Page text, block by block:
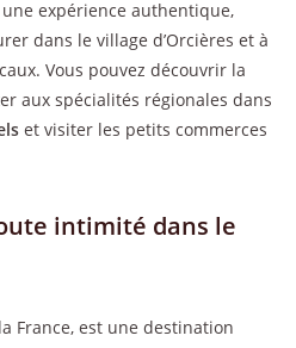
expérience authentique,
dans le village d’Orcières et à
Vous pouvez découvrir la
aux spécialités régionales dans
et visiter les petits commerces
intimité dans le
France, est une destination